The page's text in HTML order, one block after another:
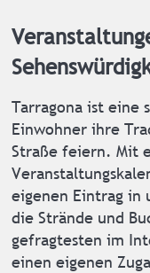
Tarragona ist eine
Einwohner ihre
Straße feiern. Mit
eigenen Eintrag in
die Strände und
gefragtesten im
einen eigenen